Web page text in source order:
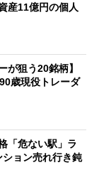
産11億円の個人
が狙う20銘柄】
歳現役トレーダ
「危ない駅」ラ
ョン売れ行き鈍